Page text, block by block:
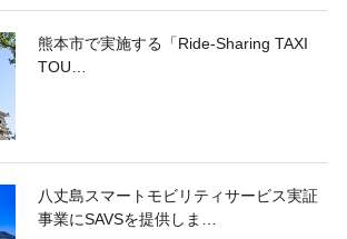
熊本市で実施する「Ride-Sharing TAXI
TOU…
八丈島スマートモビリティサービス実証
事業にSAVSを提供しま…